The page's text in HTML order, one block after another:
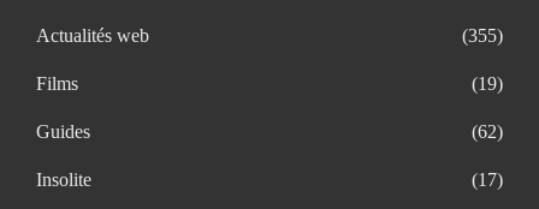
Actualités web (355)
Films (19)
Guides (62)
Insolite (17)